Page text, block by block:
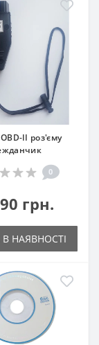
II роз'єму
0
грн.
НАЯВНОСТІ